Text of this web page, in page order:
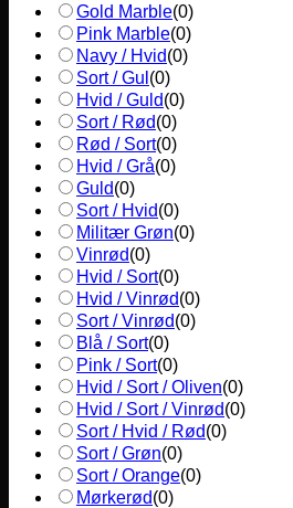
Gold Marble(0)
Pink Marble(0)
Navy / Hvid(0)
Sort / Gul (0)
Hvid / Guld(0)
Sort / Rød(0)
Rød / Sort(0)
Hvid / Grå(0)
Guld(0)
Sort / Hvid(0)
Militær Grøn(0)
Vinrød(0)
Hvid / Sort(0)
Hvid / Vinrød(0)
Sort / Vinrød(0)
Blå / Sort(0)
Pink / Sort(0)
Hvid / Sort / Oliven(0)
Hvid / Sort / Vinrød(0)
Sort / Hvid / Rød(0)
Sort / Grøn(0)
Sort / Orange(0)
Mørkerød(0)